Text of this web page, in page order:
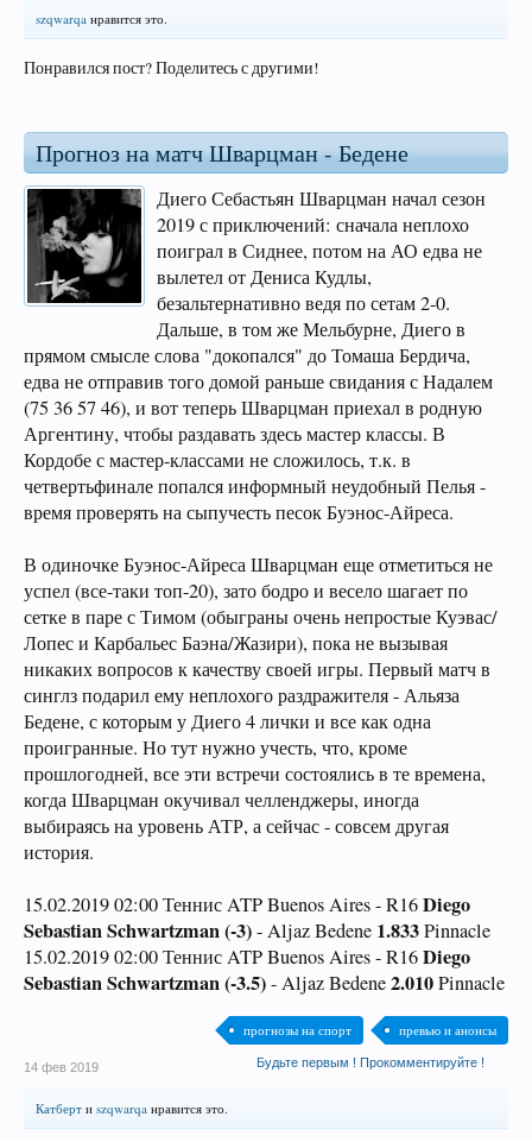
szqwarqa нравится это.
Понравился пост? Поделитесь с другими!
Прогноз на матч Шварцман - Бедене
Диего Себастьян Шварцман начал сезон
2019 с приключений: сначала неплохо
поиграл в Сиднее, потом на АО едва не
вылетел от Дениса Кудлы,
безальтернативно ведя по сетам 2-0.
Дальше, в том же Мельбурне, Диего в
прямом смысле слова "докопался" до Томаша Бердича,
едва не отправив того домой раньше свидания с Надалем
(75 36 57 46), и вот теперь Шварцман приехал в родную
Аргентину, чтобы раздавать здесь мастер классы. В
Кордобе с мастер-классами не сложилось, т.к. в
четвертьфинале попался информный неудобный Пелья -
время проверять на сыпучесть песок Буэнос-Айреса.
В одиночке Буэнос-Айреса Шварцман еще отметиться не
успел (все-таки топ-20), зато бодро и весело шагает по
сетке в паре с Тимом (обыграны очень непростые Куэвас/
Лопес и Карбальес Баэна/Жазири), пока не вызывая
никаких вопросов к качеству своей игры. Первый матч в
синглз подарил ему неплохого раздражителя - Альяза
Бедене, с которым у Диего 4 лички и все как одна
проигранные. Но тут нужно учесть, что, кроме
прошлогодней, все эти встречи состоялись в те времена,
когда Шварцман окучивал челленджеры, иногда
выбираясь на уровень АТР, а сейчас - совсем другая
история.
15.02.2019 02:00 Теннис ATP Buenos Aires - R16Diego
Sebastian Schwartzman (-3)- Aljaz Bedene 1.833Pinnacle
15.02.2019 02:00 Теннис ATP Buenos Aires - R16Diego
Sebastian Schwartzman (-3.5)- Aljaz Bedene2.010Pinnacle
прогнозы на спорт превью и анонсы
Будьте первым ! Прокомментируйте !
14 фев 2019
Катберт и szqwarqa нравится это.